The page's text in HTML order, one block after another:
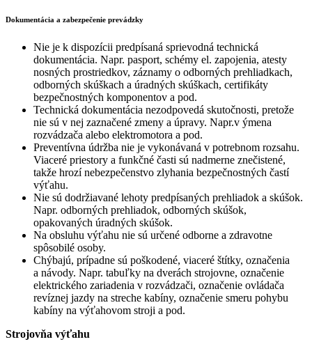
Dokumentácia a zabezpečenie prevádzky
Nie je k dispozícii predpísaná sprievodná technická
dokumentácia. Napr. pasport, schémy el. zapojenia, atesty
nosných prostriedkov, záznamy o odborných prehliadkach,
odborných skúškach a úradných skúškach, certifikáty
bezpečnostných komponentov a pod.
Technická dokumentácia nezodpovedá skutočnosti, pretože
nie sú v nej zaznačené zmeny a úpravy. Napr.v ýmena
rozvádzača alebo elektromotora a pod.
Preventívna údržba nie je vykonávaná v potrebnom rozsahu.
Viaceré priestory a funkčné časti sú nadmerne znečistené,
takže hrozí nebezpečenstvo zlyhania bezpečnostných častí
výťahu.
Nie sú dodržiavané lehoty predpísaných prehliadok a skúšok.
Napr. odborných prehliadok, odborných skúšok,
opakovaných úradných skúšok.
Na obsluhu výťahu nie sú určené odborne a zdravotne
spôsobilé osoby.
Chýbajú, prípadne sú poškodené, viaceré štítky, označenia
a návody. Napr. tabuľky na dverách strojovne, označenie
elektrického zariadenia v rozvádzači, označenie ovládača
revíznej jazdy na streche kabíny, označenie smeru pohybu
kabíny na výťahovom stroji a pod.
Strojovňa výťahu